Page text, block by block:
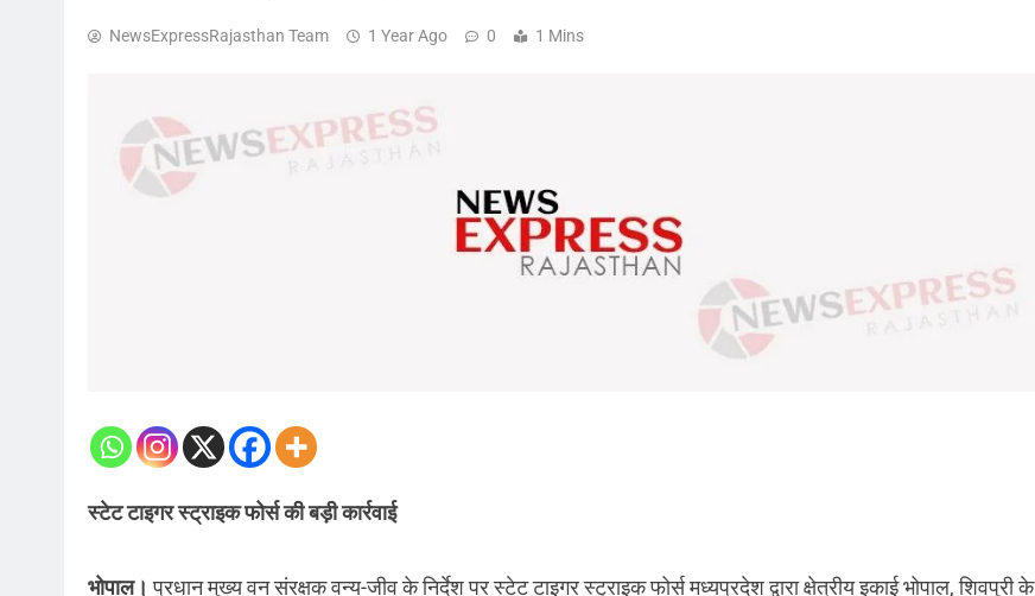
NewsExpressRajasthan Team 1 Year Ago 0 1 Mins
स्टेट टाइगर स्ट्राइक फोर्स की बड़ी कार्रवाई
भोपाल। प्रधान मुख्य वन संरक्षक वन्य-जीव के निर्देश पर स्टेट टाइगर स्ट्राइक फोर्स मध्यप्रदेश द्वारा क्षेत्रीय इकाई भोपाल, शिवपुरी के